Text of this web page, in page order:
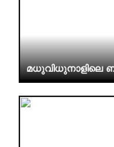
മധുവിധുനാളിലെ